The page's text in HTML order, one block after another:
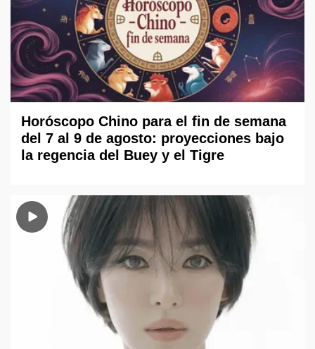
Horóscopo Chino para el fin de semana
del 7 al 9 de agosto: proyecciones bajo
la regencia del Buey y el Tigre